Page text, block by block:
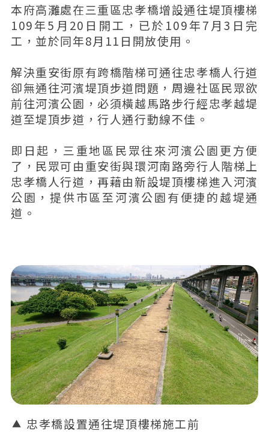
本府高灘處在三重區忠孝橋增設通往堤頂樓梯
109年5月20日開工，已於109年7月3日完
工，並於同年8月11日開放使用。
解決重安街原有跨橋階梯可通往忠孝橋人行道
卻無通往河濱堤頂步道問題，周邊社區民眾欲
前往河濱公園，必須橫越馬路步行經忠孝越堤
道至堤頂步道，行人通行動線不佳。
即日起，三重地區民眾往來河濱公園更方便
了，民眾可由重安街與環河南路旁行人階梯上
忠孝橋人行道，再藉由新設堤頂樓梯進入河濱
公園，提供市區至河濱公園有便捷的越堤通
道。
忠孝橋設置通往堤頂樓梯施工前